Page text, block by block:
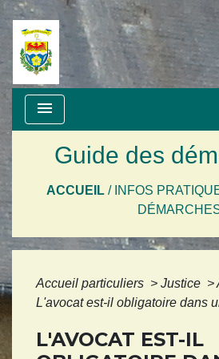
menu
Guide des
ACCUEIL / INFOS
Accueil particuliers > Justice >
L'avocat est-il obligatoire dans
L'AVOCAT EST-IL